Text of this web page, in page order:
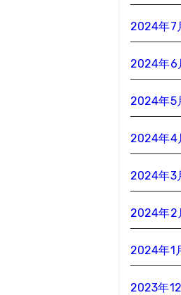
2024年7
2024年6
2024年5
2024年4
2024年3
2024年2
2024年1
2023年